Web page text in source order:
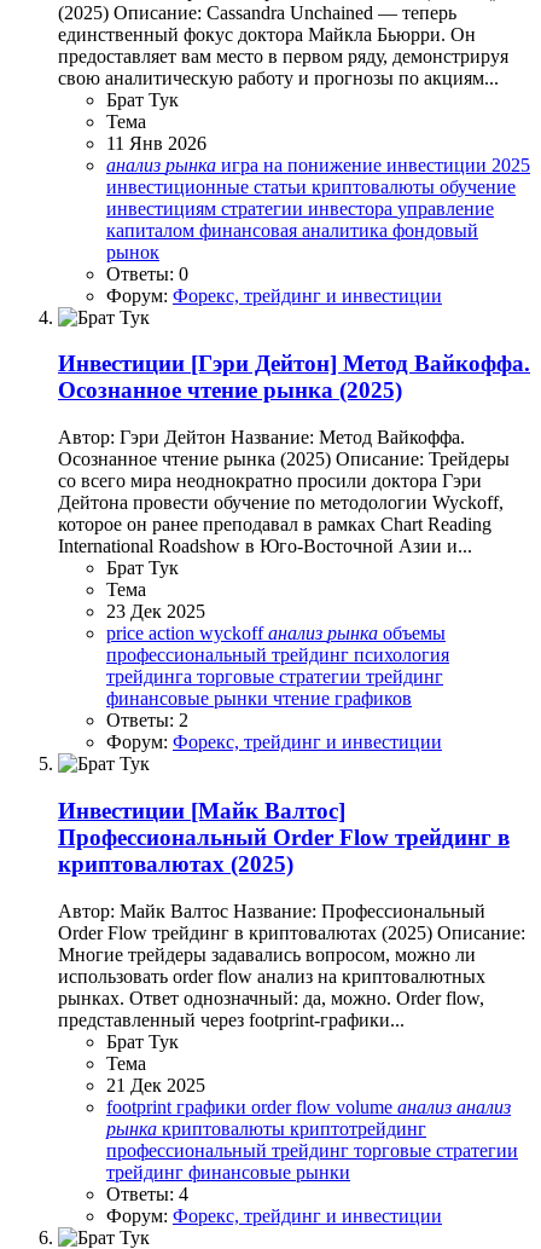
(2025) Описание: Cassandra Unchained — теперь
единственный фокус доктора Майкла Бьюрри. Он
предоставляет вам место в первом ряду, демонстрируя
свою аналитическую работу и прогнозы по акциям...
Брат Тук
Тема
11 Янв 2026
анализ рынка игра на понижение инвестиции 2025
инвестиционные статьи криптовалюты обучение
инвестициям стратегии инвестора управление
капиталом финансовая аналитика фондовый
рынок
Ответы: 0
Форум: Форекс, трейдинг и инвестиции
Инвестиции [Гэри Дейтон] Метод Вайкоффа.
Осознанное чтение рынка (2025)
Автор: Гэри Дейтон Название: Метод Вайкоффа.
Осознанное чтение рынка (2025) Описание: Трейдеры
со всего мира неоднократно просили доктора Гэри
Дейтона провести обучение по методологии Wyckoff,
которое он ранее преподавал в рамках Chart Reading
International Roadshow в Юго-Восточной Азии и...
Брат Тук
Тема
23 Дек 2025
price action wyckoffанализ рынка объемы
профессиональный трейдинг психология
трейдинга торговые стратегии трейдинг
финансовые рынки чтение графиков
Ответы: 2
Форум: Форекс, трейдинг и инвестиции
Инвестиции [Майк Валтос]
Профессиональный Order Flow трейдинг в
криптовалютах (2025)
Автор: Майк Валтос Название: Профессиональный
Order Flow трейдинг в криптовалютах (2025) Описание:
Многие трейдеры задавались вопросом, можно ли
использовать order flow анализ на криптовалютных
рынках. Ответ однозначный: да, можно. Order flow,
представленный через footprint-графики...
Брат Тук
Тема
21 Дек 2025
footprint графики order flow volume анализ анализ
рынка криптовалюты криптотрейдинг
профессиональный трейдинг торговые стратегии
трейдинг финансовые рынки
Ответы: 4
Форум: Форекс, трейдинг и инвестиции